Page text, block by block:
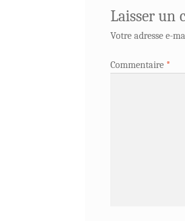
Laisser un
Votre adresse e-
Commentaire *